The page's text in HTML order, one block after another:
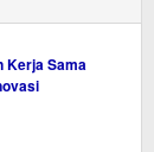
Kerja Sama